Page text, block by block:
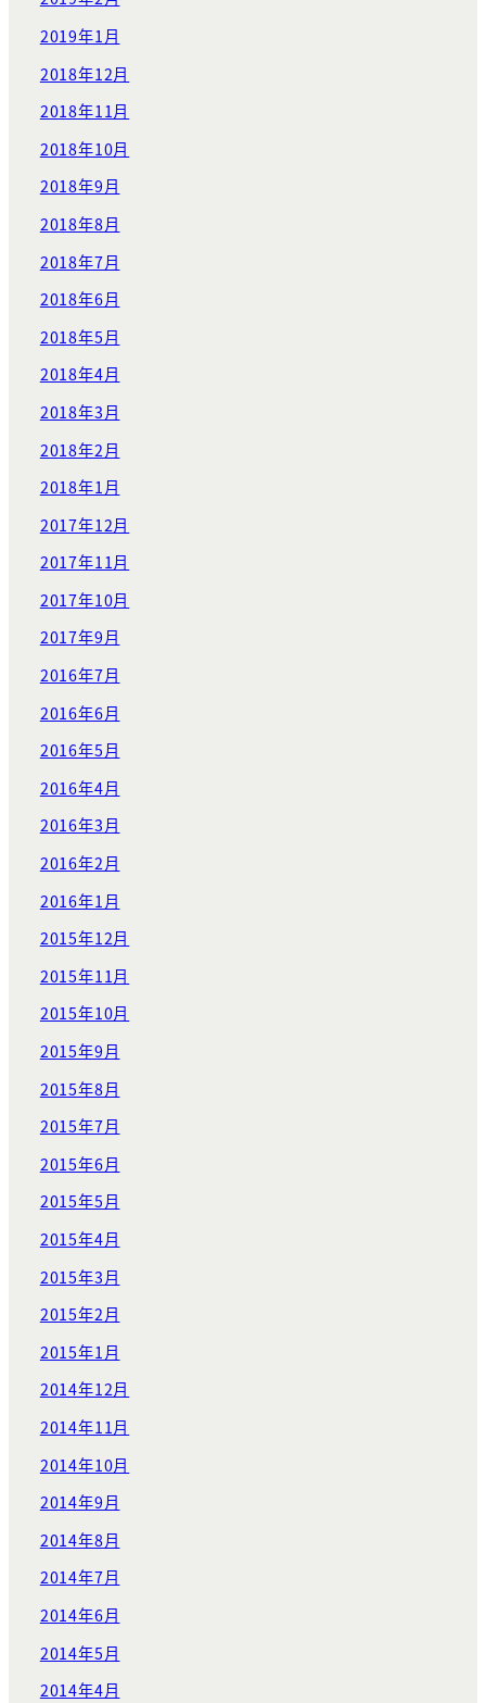
2019年1月
2018年12月
2018年11月
2018年10月
2018年9月
2018年8月
2018年7月
2018年6月
2018年5月
2018年4月
2018年3月
2018年2月
2018年1月
2017年12月
2017年11月
2017年10月
2017年9月
2016年7月
2016年6月
2016年5月
2016年4月
2016年3月
2016年2月
2016年1月
2015年12月
2015年11月
2015年10月
2015年9月
2015年8月
2015年7月
2015年6月
2015年5月
2015年4月
2015年3月
2015年2月
2015年1月
2014年12月
2014年11月
2014年10月
2014年9月
2014年8月
2014年7月
2014年6月
2014年5月
2014年4月